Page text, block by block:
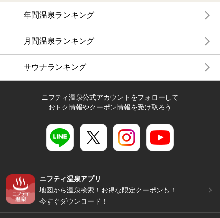
年間温泉ランキング
月間温泉ランキング
サウナランキング
ニフティ温泉公式アカウントをフォローして
おトク情報やクーポン情報を受け取ろう
ニフティ温泉アプリ
地図から温泉検索！お得な限定クーポンも！
今すぐダウンロード！